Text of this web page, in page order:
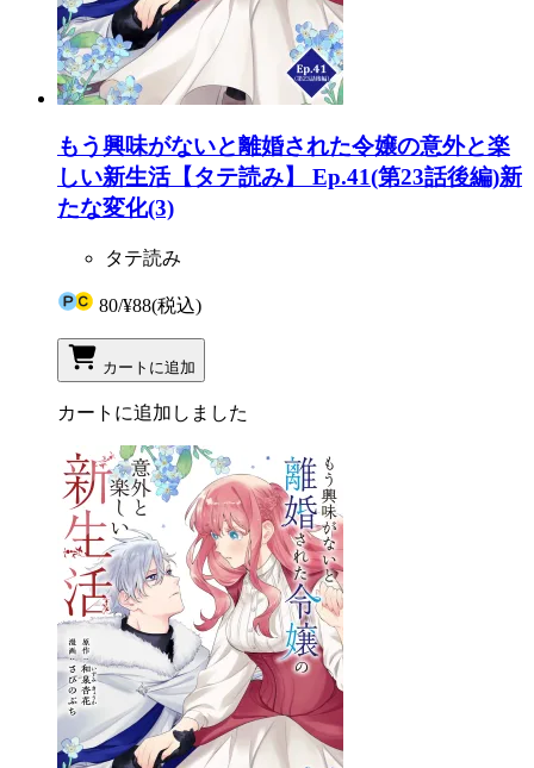
もう興味がないと離婚された令嬢の意外と楽
しい新生活【タテ読み】 Ep.41(第23話後編)新
たな変化(3)
タテ読み
80/¥88(税込)
カートに追加
カートに追加しました